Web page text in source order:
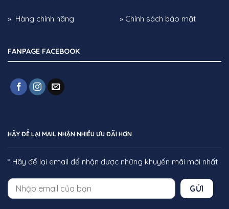
» Hàng chính hãng » Chính sách bảo mật
FANPAGE FACEBOOK
HÃY ĐỂ LẠI MAIL NHẬN NHIỀU ƯU ĐÃI HƠN
* Hãy để lại email để nhận được những khuyến mãi mới nhất
GỬI